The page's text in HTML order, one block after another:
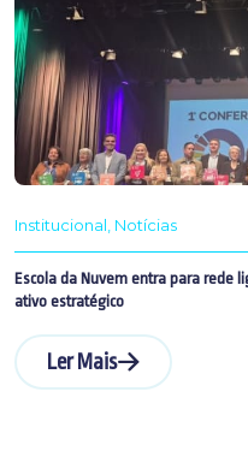
Institucional Notícias
Escola da Nuvem entra para rede
ativo estratégico
Ler Mais